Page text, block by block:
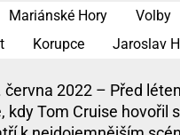
Mariánské Hory Volby
Korupce Jaroslav
června 2022 – Před
kdy Tom Cruise